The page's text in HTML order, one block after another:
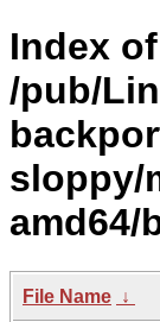
Index of
/pub/
sloppy/
amd64/
File Name ↓